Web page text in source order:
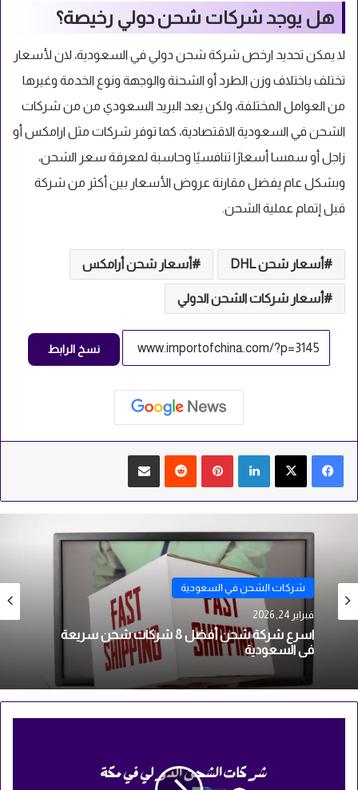
هل يوجد شركات شحن دولي رخيصة؟
لا يمكن تحديد ارخص شركة شحن دولي في السعودية، لان لأسعار
تختلف باختلاف وزن الطرد أو الشحنة والوجهة ونوع الخدمة وغيرها
من العوامل المختلفة، ولكن يعد البريد السعودي من من شركات
الشحن في السعودية الاقتصادية، كما توفر شركات مثل ارامكس أو
زاجل أو سمسا أسعارًا تنافسيًا وحاسبة لمعرفة سعر الشحن،
وبشكل عام يفضل مقارنة عروض الأسعار بين أكثر من شركة
قبل إتمام عملية الشحن.
أسعار شحن DHL أسعار شحن أرامكس
أسعار شركات الشحن الدولي
نسخ الرابط
لينكدإن بينتيريست مشاركة عبر البريد
شركات الشحن في السعودية
فبراير 21, 2026
ارخص شركة شحن دولي في السعودية قائمة بأرخص
6 شركات شحن دولي بالمملكة